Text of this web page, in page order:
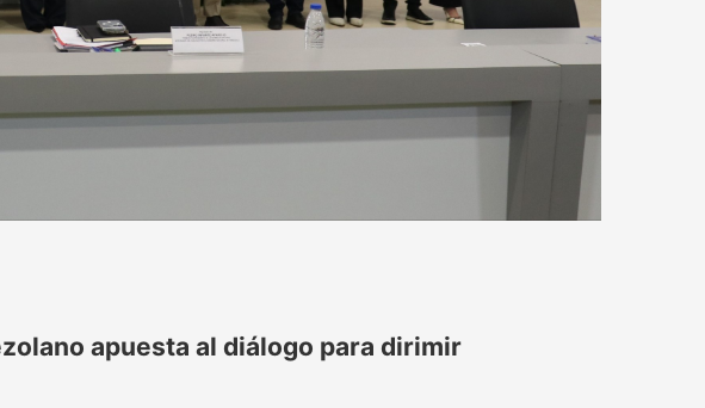
apuesta al diálogo para dirimir